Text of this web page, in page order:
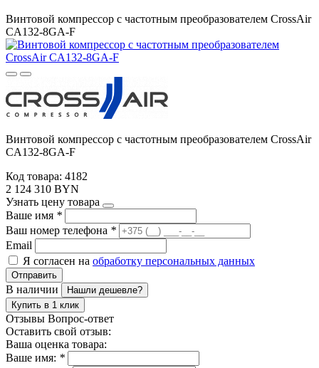
Винтовой компрессор с частотным преобразователем CrossAir
CA132-8GA-F
Винтовой компрессор с частотным преобразователем CrossAir
CA132-8GA-F
Код товара: 4182
2 124 310 BYN
Узнать цену товара
Ваше имя *
Ваш номер телефона *
Email
Я согласен на обработку персональных данных
Отправить
В наличии
Нашли дешевле?
Купить в 1 клик
Отзывы Вопрос-ответ
Оставить свой отзыв:
Ваша оценка товара:
Ваше имя: *